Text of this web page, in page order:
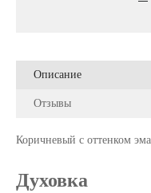
Описание
Отзывы
Коричневый с оттенком
Духовка